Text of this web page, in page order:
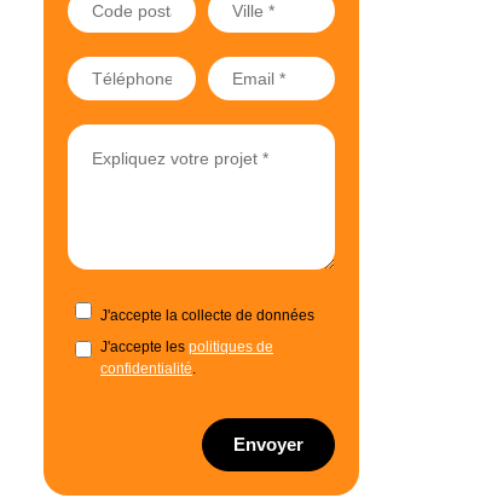
J'accepte la collecte de données
J'accepte les politiques de
confidentialité.
Envoyer